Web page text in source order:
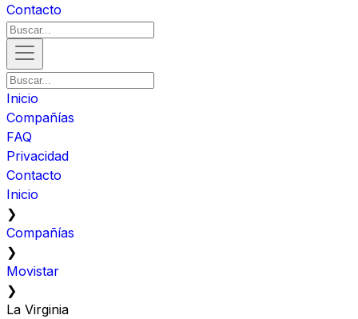
Contacto
Inicio
Compañías
FAQ
Privacidad
Contacto
Inicio
❯
Compañías
❯
Movistar
❯
La Virginia